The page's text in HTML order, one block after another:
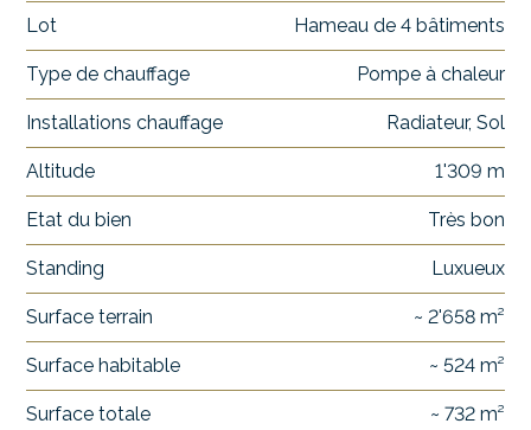
Lot Hameau de 4 bâtiments
Type de chauffage Pompe à chaleur
Installations chauffage Radiateur, Sol
Altitude 1'309 m
Etat du bien Très bon
Standing Luxueux
Surface terrain ~ 2'658 m²
Surface habitable ~ 524 m²
Surface totale ~ 732 m²